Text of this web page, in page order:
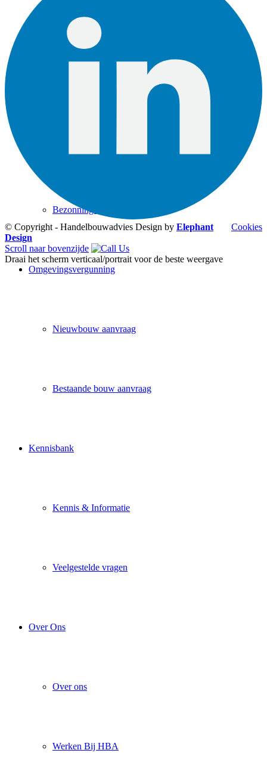
Geluidwering gevel
Nagalmtijd
Bezonningsstudie
Omgevingsvergunning
Nieuwbouw aanvraag
Bestaande bouw aanvraag
Kennisbank
Kennis & Informatie
Veelgestelde vragen
Over Ons
Over ons
Werken Bij HBA
© Copyright - Handelbouwadvies Design by Elephant
Design
Cookies
Scroll naar bovenzijde
Draai het scherm verticaal/portrait voor de beste weergave